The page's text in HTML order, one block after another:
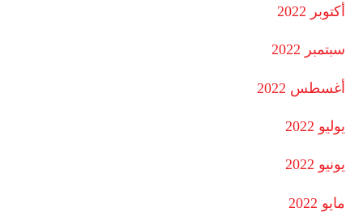
أكتوبر 2022
سبتمبر 2022
أغسطس 2022
يوليو 2022
يونيو 2022
مايو 2022